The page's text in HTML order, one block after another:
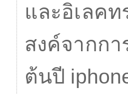
และอิเลค
สงค์จากก
ต้นปี